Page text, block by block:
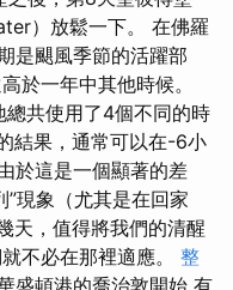
）放鬆一下。 在佛羅
是颶風季節的活躍部
於一年中其他時候。
總共使用了4個不同的時
結果，通常可以在-6小
於這是一個顯著的差
現象（尤其是在回家
天，值得將我們的清醒
不必在那裡適應。 整
盛頓港的喬治敦開始 有